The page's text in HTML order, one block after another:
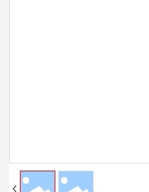
联系我们